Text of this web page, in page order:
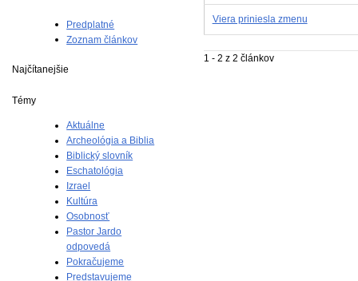
Predplatné
Zoznam článkov
Najčítanejšie
Témy
Aktuálne
Archeológia a Biblia
Biblický slovník
Eschatológia
Izrael
Kultúra
Osobnosť
Pastor Jardo
odpovedá
Pokračujeme
Predstavujeme
Viera priniesla zmenu
1 - 2 z 2 článkov